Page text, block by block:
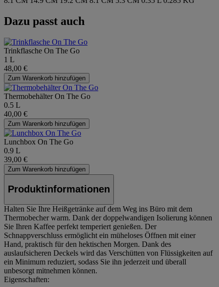
Dazu passt auch
Trinkflasche On The Go
1 L
48,00 €
Zum Warenkorb hinzufügen
Thermobehälter On The Go
0.5 L
40,00 €
Zum Warenkorb hinzufügen
Lunchbox On The Go
0.9 L
39,00 €
Zum Warenkorb hinzufügen
Produktinformationen
Halten Sie Ihre Heißgetränke auf dem Weg ins Büro mit dem
Thermobecher warm. Dank der doppelwandigen Isolierung können
Sie Ihren Kaffee perfekt temperiert genießen. Der
Schnappverschluss ermöglicht ein müheloses Öffnen mit einer
Hand, praktisch für den hektischen Morgen. Dank des
auslaufsicheren Deckels wird das Verschütten von Flüssigkeiten auf
ein Minimum reduziert, sodass Sie ihn jederzeit und überall
unbesorgt mitnehmen können.
Eigenschaften: